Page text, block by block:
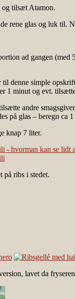
og tilsæt Atamon.
rene glas og luk til.
ad gangen (med
denne simple
1 minut og evt.
andre
på glas – beregn ca 1
knap 7 liter.
på ribs i stedet.
lavet da